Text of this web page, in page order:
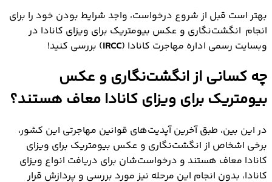
بهتر است قبل از شروع درخواست، واجد شرایط بودن خود را برای
انجام انگشت‌‌نگاری و عکس بیومتریک برای ویزای کانادا در
وبسایت رسمی اداره مهاجرت کانادا (IRCC) بررسی کنید!
چه کسانی از انگشت‌نگاری و عکس
بیومتریک برای ویزای کانادا معاف هستند؟
در این بین، طبق آخرین آپدیت‌های قوانین مهاجرتی این کشور،
برخی اشخاص از انگشت‌نگاری و عکس بیومتریک برای ویزای
کانادا معاف هستند و درخواست‌شان برای دریافت انواع ويزاي
کانادا، بدون انجام این مرحله نیز مورد بررسی و پردازش قرار